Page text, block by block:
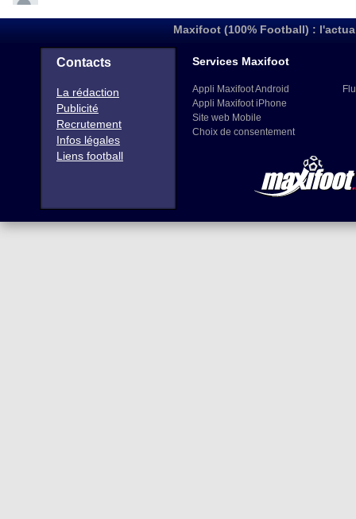
Maxifoot (100% Football) :
Contacts
La rédaction
Publicité
Recrutement
Infos légales
Liens football
Services Maxifoot
Appli Maxifoot Android
Appli Maxifoot iPhone
Site web Mobile
Choix de consentement